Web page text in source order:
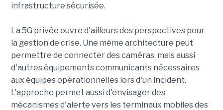
infrastructure sécurisée.
La 5G privée ouvre d'ailleurs des perspectives pour
la gestion de crise. Une même architecture peut
permettre de connecter des caméras, mais aussi
d'autres équipements communicants nécessaires
aux équipes opérationnelles lors d'un incident.
L'approche permet aussi d'envisager des
mécanismes d'alerte vers les terminaux mobiles des